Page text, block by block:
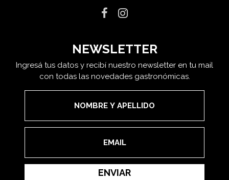
NEWSLETTER
Ingresá tus datos y recibí nuestro newsletter en tu mail
con todas las novedades gastronómicas.
ENVIAR